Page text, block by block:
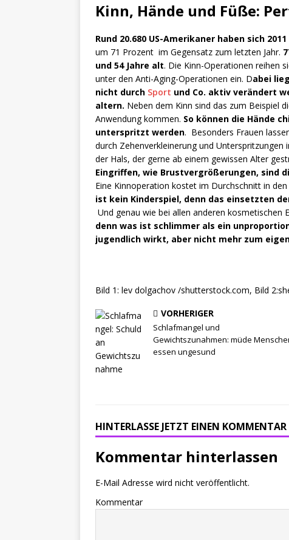
Kinn, Hände und Füße:
Rund 20.680 US-Amerikaner haben sich
um 71 Prozent im Gegensatz zum letzten Jahr.
und 54 Jahre alt. Die Kinn-Operationen reihen
unter den Anti-Aging-Operationen ein. Dabei
nicht durch Sport und Co. aktiv verändert
altern. Neben dem Kinn sind das zum Beispiel
Anwendung kommen. So können die Hände
unterspritzt werden. Besonders Frauen
durch Zehenverkleinerung und
der Hals, der gerne ab einem gewissen Alter
Eingriffen, wie Brustvergrößerungen, sind
Eine Kinnoperation kostet im Durchschnitt in
ist kein Kinderspiel, denn das einsetzten
Und genau wie bei allen anderen kosmetischen
denn was ist schlimmer als ein
jugendlich wirkt, aber nicht mehr zum
Bild 1: lev dolgachov /shutterstock.com, Bild
VORHERIGER
Schlafmangel und
Gewichtszunahmen: müde
essen ungesund
HINTERLASSE JETZT EINEN KOMMENTAR
Kommentar hinterlassen
E-Mail Adresse wird nicht veröffentlicht.
Kommentar